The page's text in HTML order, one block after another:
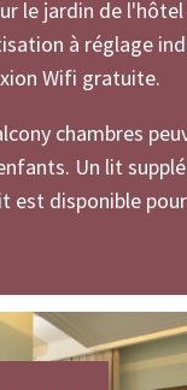
le jardin de
à réglage
Wifi gratuite.
chambres
Un lit
est disponible